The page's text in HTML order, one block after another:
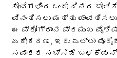
ಸೇವೆಗಳಿಂದ ಒಂದೇ ದಿನದ
ವಿನಂತಿಸಲು ಮತ್ತು ಪಾವತಿಸಲು
ಈ ಪ್ರೋಗ್ರಾಂನ ಪ್ರಮುಖ
ಏಕೀಕರಣ, ಇದು ಎಲ್ಲಾ
ಸವಾರರ ಸಬ್ಸಿಡಿ